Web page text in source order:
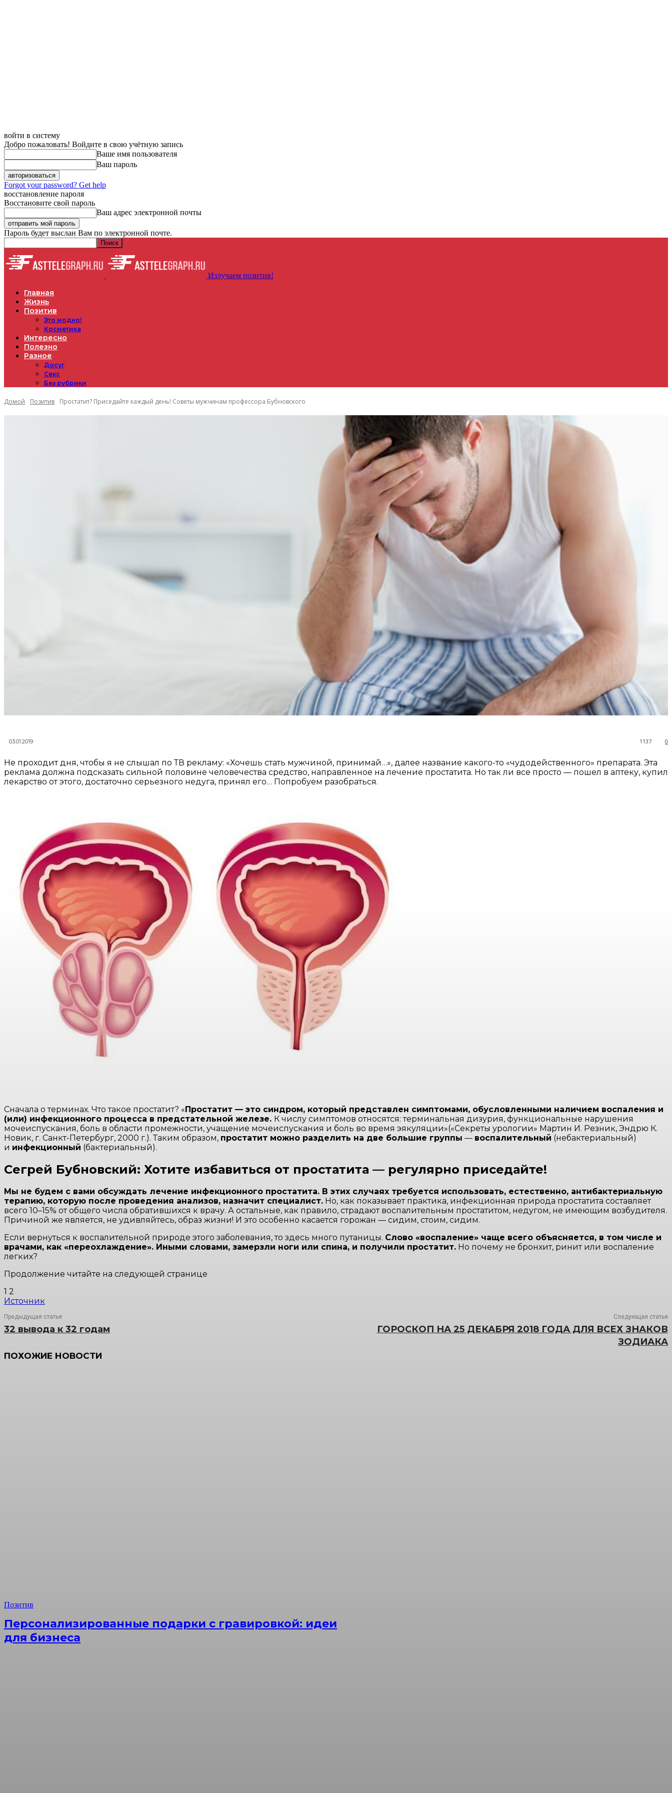
войти в систему
Добро пожаловать! Войдите в свою учётную запись
Ваше имя пользователя
Ваш пароль
Forgot your password? Get help
восстановление пароля
Восстановите свой пароль
Ваш адрес электронной почты
Пароль будет выслан Вам по электронной почте.
Излучаем позитив!
Главная
Жизнь
Позитив
Это модно!
Косметика
Интересно
Полезно
Разное
Досуг
Секс
Без рубрики
Домой Позитив Простатит? Приседайте каждый день! Советы мужчинам профессора Бубновского
03.01.2019 0
1137
Не проходит дня, чтобы я не слышал по ТВ рекламу: «Хочешь стать мужчиной, принимай…», далее название какого-то «чудодейственного» препарата. Эта
реклама должна подсказать сильной половине человечества средство, направленное на лечение простатита. Но так ли все просто — пошел в аптеку, купил
лекарство от этого, достаточно серьезного недуга, принял его… Попробуем разобраться.
Сначала о терминах. Что такое простатит? «Простатит — это синдром, который представлен симптомами, обусловленными наличием воспаления и
(или) инфекционного процесса в предстательной железе. К числу симптомов относятся: терминальная дизурия, функциональные нарушения
мочеиспускания, боль в области промежности, учащение мочеиспускания и боль во время эякуляции»(«Секреты урологии» Мартин И. Резник, Эндрю К.
Новик, г. Санкт-Петербург, 2000 г.). Таким образом, простатит можно разделить на две большие группы — воспалительный (небактериальный)
и инфекционный (бактериальный).
Сегрей Бубновский: Хотите избавиться от простатита — регулярно приседайте!
Мы не будем с вами обсуждать лечение инфекционного простатита. В этих случаях требуется использовать, естественно, антибактериальную
терапию, которую после проведения анализов, назначит специалист. Но, как показывает практика, инфекционная природа простатита составляет
всего 10–15% от общего числа обратившихся к врачу. А остальные, как правило, страдают воспалительным простатитом, недугом, не имеющим возбудителя.
Причиной же является, не удивляйтесь, образ жизни! И это особенно касается горожан — сидим, стоим, сидим.
Если вернуться к воспалительной природе этого заболевания, то здесь много путаницы. Слово «воспаление» чаще всего объясняется, в том числе и
врачами, как «переохлаждение». Иными словами, замерзли ноги или спина, и получили простатит. Но почему не бронхит, ринит или воспаление
легких?
Продолжение читайте на следующей странице
1 2
Источник
Предыдущая статья
32 вывода к 32 годам
Следующая статья
ГОРОСКОП НА 25 ДЕКАБРЯ 2018 ГОДА ДЛЯ ВСЕХ ЗНАКОВ
ЗОДИАКА
ПОХОЖИЕ НОВОСТИ
Позитив
Персонализированные подарки с гравировкой: идеи
для бизнеса